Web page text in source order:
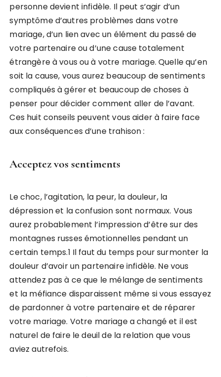
personne devient infidèle. Il peut s’agir d’un
symptôme d’autres problèmes dans votre
mariage, d’un lien avec un élément du passé de
votre partenaire ou d’une cause totalement
étrangère à vous ou à votre mariage. Quelle qu’en
soit la cause, vous aurez beaucoup de sentiments
compliqués à gérer et beaucoup de choses à
penser pour décider comment aller de l’avant.
Ces huit conseils peuvent vous aider à faire face
aux conséquences d’une trahison :
Acceptez vos sentiments
Le choc, l’agitation, la peur, la douleur, la
dépression et la confusion sont normaux. Vous
aurez probablement l’impression d’être sur des
montagnes russes émotionnelles pendant un
certain temps.1 Il faut du temps pour surmonter la
douleur d’avoir un partenaire infidèle. Ne vous
attendez pas à ce que le mélange de sentiments
et la méfiance disparaissent même si vous essayez
de pardonner à votre partenaire et de réparer
votre mariage. Votre mariage a changé et il est
naturel de faire le deuil de la relation que vous
aviez autrefois.